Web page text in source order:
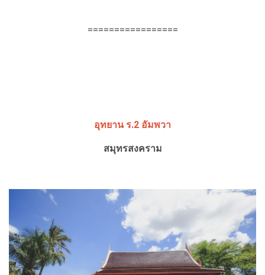
=================
อุทยาน ร.2 อัมพวา
สมุทรสงคราม